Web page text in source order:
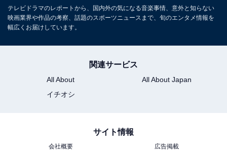
テレビドラマのレポートから、国内外の気になる音楽事情、意外と知らない
映画業界や作品の考察、話題のスポーツニュースまで、旬のエンタメ情報を
幅広くお届けしています。
関連サービス
All About
All About Japan
イチオシ
サイト情報
会社概要 広告掲載